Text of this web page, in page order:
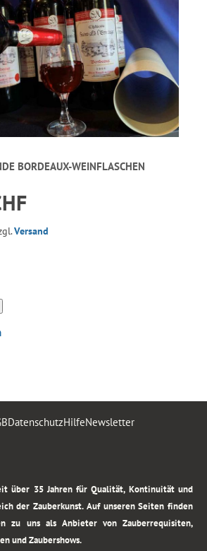
BORDEAUX-WEINFLASCHEN
Versand
DatenschutzHilfeNewsletter
über 35 Jahren für Qualität, Kontinuität und
der Zauberkunst. Auf unseren Seiten finden
zu uns als Anbieter von Zauberrequisiten,
und Zaubershows.